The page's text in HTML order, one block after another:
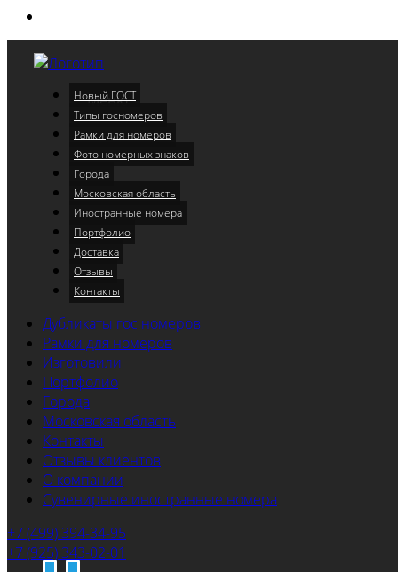
Меню
Новый ГОСТ
Типы госномеров
Рамки для номеров
Фото номерных знаков
Города
Московская область
Иностранные номера
Портфолио
Доставка
Отзывы
Контакты
Дубликаты гос номеров
Рамки для номеров
Изготовили
Портфолио
Города
Московская область
Контакты
Отзывы клиентов
О компании
Сувенирные иностранные номера
+7 (499) 394-34-95
+7 (925) 343-02-01